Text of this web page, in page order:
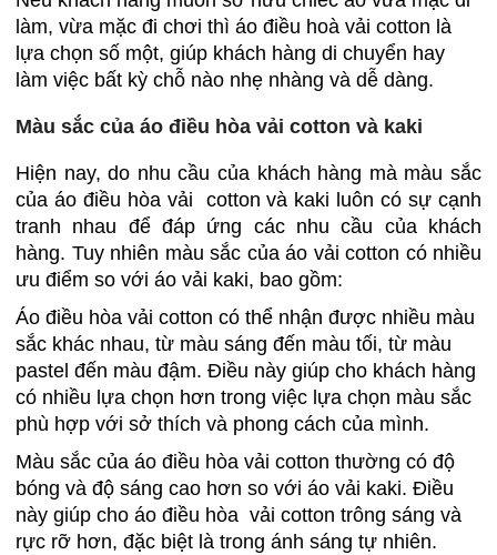
làm, vừa mặc đi chơi thì áo điều hoà vải cotton là
lựa chọn số một, giúp khách hàng di chuyển hay
làm việc bất kỳ chỗ nào nhẹ nhàng và dễ dàng.
Màu sắc của áo điều hòa vải cotton và kaki
Hiện nay, do nhu cầu của khách hàng mà màu sắc
của áo điều hòa vải cotton và kaki luôn có sự cạnh
tranh nhau để đáp ứng các nhu cầu của khách
hàng. Tuy nhiên màu sắc của áo vải cotton có nhiều
ưu điểm so với áo vải kaki, bao gồm:
Áo điều hòa vải cotton có thể nhận được nhiều màu
sắc khác nhau, từ màu sáng đến màu tối, từ màu
pastel đến màu đậm. Điều này giúp cho khách hàng
có nhiều lựa chọn hơn trong việc lựa chọn màu sắc
phù hợp với sở thích và phong cách của mình.
Màu sắc của áo điều hòa vải cotton thường có độ
bóng và độ sáng cao hơn so với áo vải kaki. Điều
này giúp cho áo điều hòa vải cotton trông sáng và
rực rỡ hơn, đặc biệt là trong ánh sáng tự nhiên.